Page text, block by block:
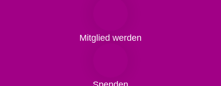
Mitglied werden